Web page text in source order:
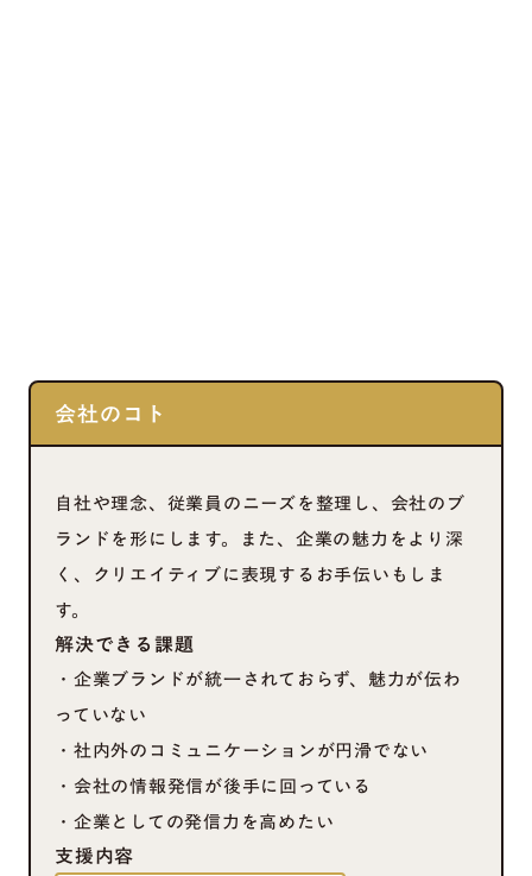
会社のコト
自社や理念、従業員のニーズを整理し、会社のブ
ランドを形にします。また、企業の魅力をより深
く、クリエイティブに表現するお手伝いもしま
す。
解決できる課題
・企業ブランドが統一されておらず、魅力が伝わ
っていない
・社内外のコミュニケーションが円滑でない
・会社の情報発信が後手に回っている
・企業としての発信力を高めたい
支援内容